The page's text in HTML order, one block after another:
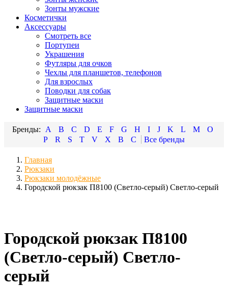
Зонты мужские
Косметички
Аксессуары
Смотреть все
Портупеи
Украшения
Футляры для очков
Чехлы для планшетов, телефонов
Для взрослых
Поводки для собак
Защитные маски
Защитные маски
A B C D E F G H I J K L M
O
P
R S T V X В С
Главная
Рюкзаки
Рюкзаки молодёжные
Городской рюкзак П8100 (Светло-серый) Светло-серый
Городской рюкзак П8100
(Светло-серый) Светло-
серый